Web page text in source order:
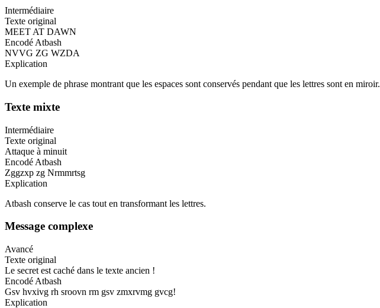
Intermédiaire
Texte original
MEET AT DAWN
Encodé Atbash
NVVG ZG WZDA
Explication
Un exemple de phrase montrant que les espaces sont conservés pendant que les lettres sont en miroir.
Texte mixte
Intermédiaire
Texte original
Attaque à minuit
Encodé Atbash
Zggzxp zg Nrmmrtsg
Explication
Atbash conserve le cas tout en transformant les lettres.
Message complexe
Avancé
Texte original
Le secret est caché dans le texte ancien !
Encodé Atbash
Gsv hvxivg rh sroovn rm gsv zmxrvmg gvcg!
Explication